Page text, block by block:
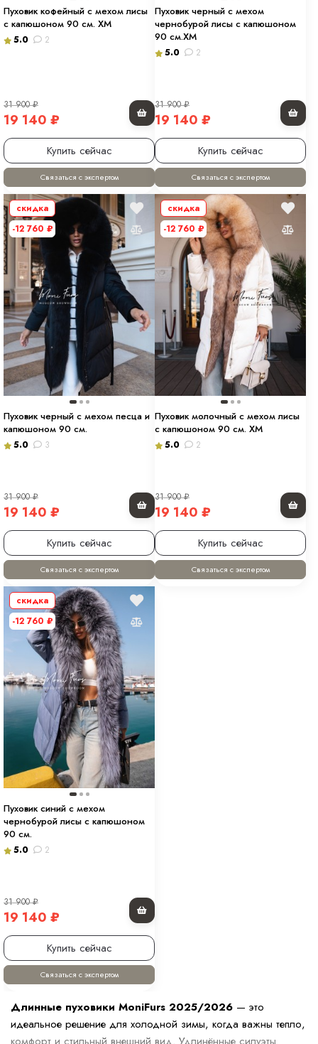
Пуховик кофейный с мехом лисы
с капюшоном 90 см. ХМ
5.0 2
31 900₽
19 140 ₽
Купить сейчас
Связаться с экспертом
Пуховик черный с мехом
чернобурой лисы с капюшоном
90 см.ХМ
5.0 2
31 900₽
19 140 ₽
Купить сейчас
Связаться с экспертом
скидка
-12 760 ₽
Пуховик черный с мехом песца и
капюшоном 90 см.
5.0 3
31 900₽
19 140 ₽
Купить сейчас
Связаться с экспертом
скидка
-12 760 ₽
Пуховик молочный с мехом лисы
с капюшоном 90 см. ХМ
5.0 2
31 900₽
19 140 ₽
Купить сейчас
Связаться с экспертом
скидка
-12 760 ₽
Пуховик синий с мехом
чернобурой лисы с капюшоном
90 см.
5.0 2
31 900₽
19 140 ₽
Купить сейчас
Связаться с экспертом
Длинные пуховики MoniFurs 2025/2026 — это
идеальное решение для холодной зимы, когда важны тепло,